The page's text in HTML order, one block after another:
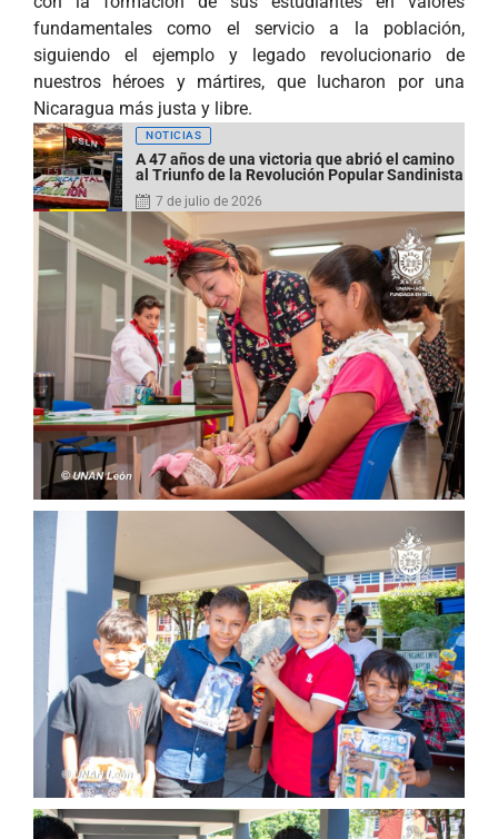
fundamentales como el servicio a la población,
siguiendo el ejemplo y legado revolucionario de
nuestros héroes y mártires, que lucharon por una
Nicaragua más justa y libre.
NOTICIAS
A 47 años de una victoria que abrió el camino
al Triunfo de la Revolución Popular Sandinista
7 de julio de 2026